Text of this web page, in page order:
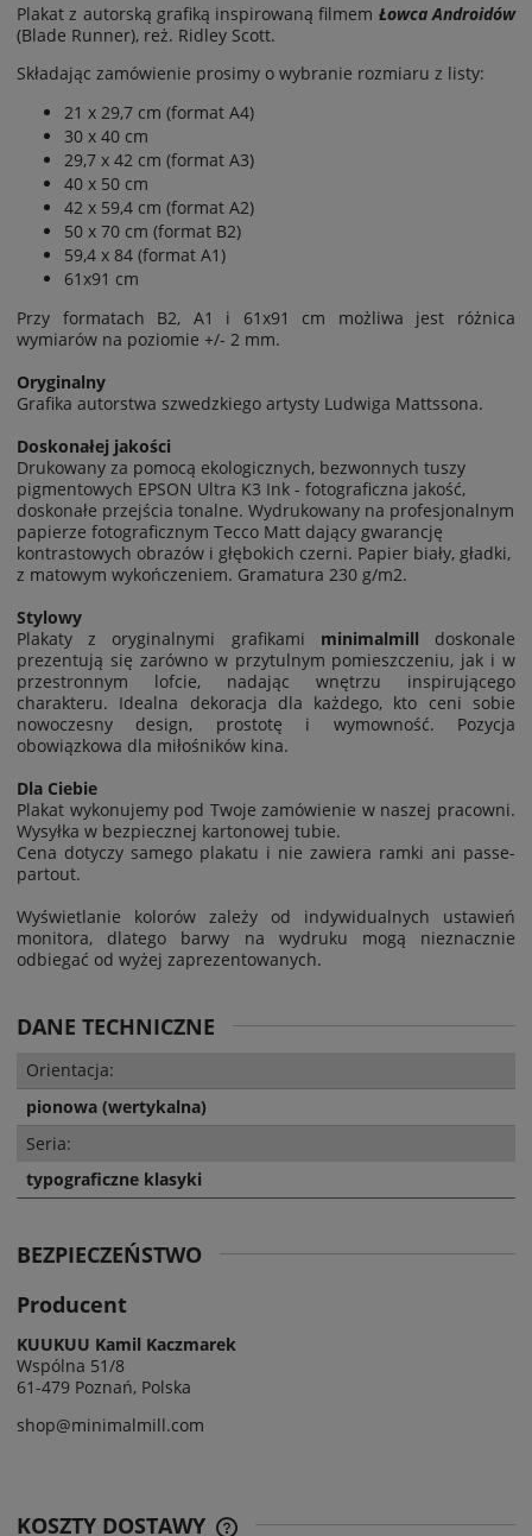
Plakat z autorską grafiką inspirowaną filmem Łowca Androidów
(Blade Runner), reż. Ridley Scott.
Składając zamówienie prosimy o wybranie rozmiaru z listy:
21 x 29,7 cm (format A4)
30 x 40 cm
29,7 x 42 cm (format A3)
40 x 50 cm
42 x 59,4 cm (format A2)
50 x 70 cm (format B2)
59,4 x 84 (format A1)
61x91 cm
Przy formatach B2, A1 i 61x91 cm możliwa jest różnica
wymiarów na poziomie +/- 2 mm.
Oryginalny
Grafika autorstwa szwedzkiego artysty Ludwiga Mattssona.
Doskonałej jakości
Drukowany za pomocą ekologicznych, bezwonnych tuszy
pigmentowych EPSON Ultra K3 Ink - fotograficzna jakość,
doskonałe przejścia tonalne. Wydrukowany na profesjonalnym
papierze fotograficznym Tecco Matt dający gwarancję
kontrastowych obrazów i głębokich czerni. Papier biały, gładki,
z matowym wykończeniem. Gramatura 230 g/m2.
Stylowy
Plakaty z oryginalnymi grafikami minimalmill doskonale
prezentują się zarówno w przytulnym pomieszczeniu, jak i w
przestronnym lofcie, nadając wnętrzu inspirującego
charakteru. Idealna dekoracja dla każdego, kto ceni sobie
nowoczesny design, prostotę i wymowność. Pozycja
obowiązkowa dla miłośników kina.
Dla Ciebie
Plakat wykonujemy pod Twoje zamówienie w naszej pracowni.
Wysyłka w bezpiecznej kartonowej tubie.
Cena dotyczy samego plakatu i nie zawiera ramki ani passe-
partout.
Wyświetlanie kolorów zależy od indywidualnych ustawień
monitora, dlatego barwy na wydruku mogą nieznacznie
odbiegać od wyżej zaprezentowanych.
DANE TECHNICZNE
Orientacja:
pionowa (wertykalna)
Seria:
typograficzne klasyki
BEZPIECZEŃSTWO
Producent
KUUKUU Kamil Kaczmarek
Wspólna 51/8
61-479 Poznań, Polska
shop@minimalmill.com
KOSZTY DOSTAWY